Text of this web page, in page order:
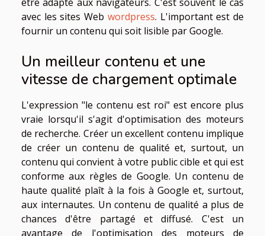
avec les sites Web wordpress. L'important est de
fournir un contenu qui soit lisible par Google.
Un meilleur contenu et une
vitesse de chargement optimale
L'expression "le contenu est roi" est encore plus
vraie lorsqu'il s'agit d'optimisation des moteurs
de recherche. Créer un excellent contenu implique
de créer un contenu de qualité et, surtout, un
contenu qui convient à votre public cible et qui est
conforme aux règles de Google. Un contenu de
haute qualité plaît à la fois à Google et, surtout,
aux internautes. Un contenu de qualité a plus de
chances d'être partagé et diffusé. C'est un
avantage de l'optimisation des moteurs de